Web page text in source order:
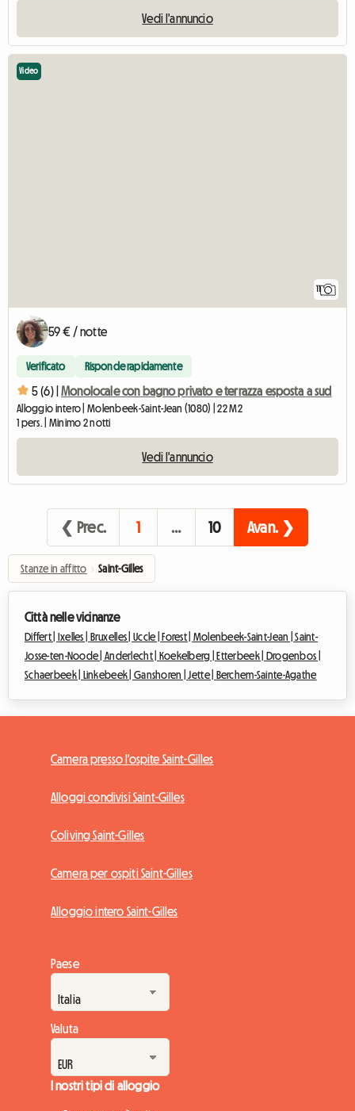
Vedi l'annuncio
11
Video
59 € / notte
Verificato Risponde rapidamente
5 (6) | Monolocale con bagno privato e terrazza esposta a sud
Alloggio intero | Molenbeek-Saint-Jean (1080) | 22 M2
1 pers. | Minimo 2 notti
Vedi l'annuncio
❮ Prec. 1 … 10 Avan. ❯
Stanze in affitto › Saint-Gilles
Città nelle vicinanze
Differt | Ixelles | Bruxelles | Uccle |Forest | Molenbeek-Saint-Jean |Saint-
Josse-ten-Noode |Anderlecht | Koekelberg |Etterbeek | Drogenbos |
Schaerbeek | Linkebeek |Ganshoren | Jette | Berchem-Sainte-Agathe
Camera presso l'ospite Saint-Gilles
Alloggi condivisi Saint-Gilles
Coliving Saint-Gilles
Camera per ospiti Saint-Gilles
Alloggio intero Saint-Gilles
Paese
Valuta
I nostri tipi di alloggio